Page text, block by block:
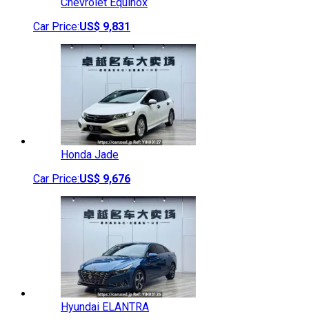
Car Price:US$ 9,831
Honda Jade
Car Price:US$ 9,676
Hyundai ELANTRA